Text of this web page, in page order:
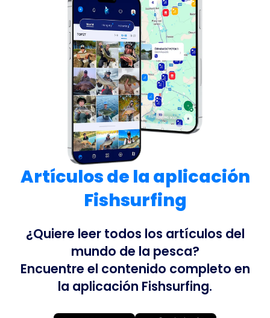
Artículos de la aplicación
Fishsurfing
¿Quiere leer todos los artículos del
mundo de la pesca?
Encuentre el contenido completo en
la aplicación Fishsurfing.